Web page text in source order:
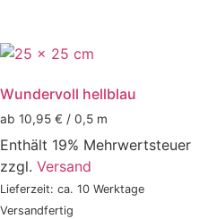
Wundervoll hellblau
ab 10,95 € / 0,5 m
Enthält 19% Mehrwertsteuer
zzgl. Versand
Lieferzeit: ca. 10 Werktage
Versandfertig